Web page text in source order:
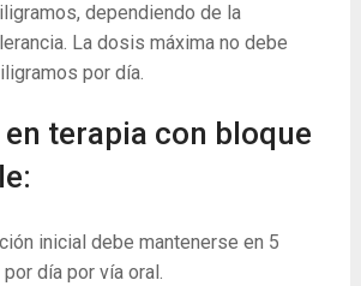
dependiendo de la
La dosis máxima no debe
por día.
terapia con bloque
inicial debe mantenerse en 5
día por vía oral.